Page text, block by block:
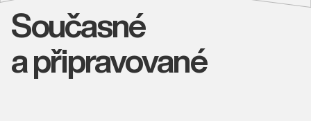
Současné
a připravované